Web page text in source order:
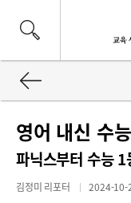
영어 내신 수
파닉스부터 수능
김정미 리포터 2024-10-